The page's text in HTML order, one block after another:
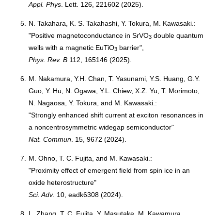
Appl. Phys . Lett. 126, 221602 (2025).
5.
N. Takahara, K. S. Takahashi, Y. Tokura, M. Kawasaki.:
"Positive magnetoconductance in SrVO3 double quantum
wells with a magnetic EuTiO3 barrier",
Phys. Rev. B 112, 165146 (2025).
6.
M. Nakamura, Y.H. Chan, T. Yasunami, Y.S. Huang, G.Y.
Guo, Y. Hu, N. Ogawa, Y.L. Chiew, X.Z. Yu, T. Morimoto,
N. Nagaosa, Y. Tokura, and M. Kawasaki.:
"Strongly enhanced shift current at exciton resonances in
a noncentrosymmetric widegap semiconductor"
Nat. Commun . 15, 9672 (2024).
7.
M. Ohno, T. C. Fujita, and M. Kawasaki.:
"Proximity effect of emergent field from spin ice in an
oxide heterostructure"
Sci. Adv. 10, eadk6308 (2024).